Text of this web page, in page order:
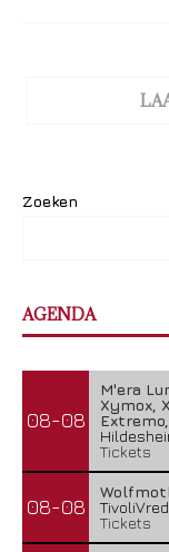
Zoeken
AGENDA
08-08
M'era
Xymox,
Tickets
08-08
Tickets